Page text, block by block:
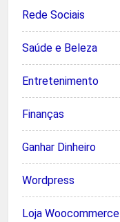
Rede Sociais
Saúde e Beleza
Entretenimento
Finanças
Ganhar Dinheiro
Wordpress
Loja Woocommerce